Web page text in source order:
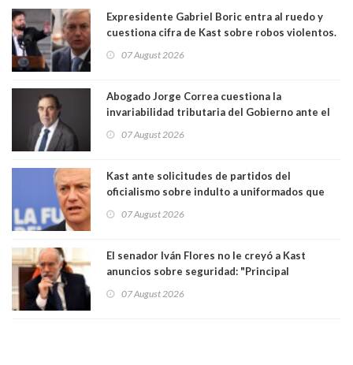
Expresidente Gabriel Boric entra al ruedo y
cuestiona cifra de Kast sobre robos violentos.
07 August 2026
Abogado Jorge Correa cuestiona la
invariabilidad tributaria del Gobierno ante el
democracia” y "defendemos la alternancia en el
07 August 2026
Kast ante solicitudes de partidos del
oficialismo sobre indulto a uniformados que
07 August 2026
El senador Iván Flores no le creyó a Kast
anuncios sobre seguridad: "Principal
perseguir ruta del dinero y levantar secreto
07 August 2026